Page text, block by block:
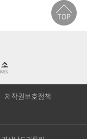
TOP
저작권보호정책